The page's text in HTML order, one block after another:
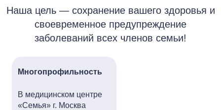
Наша цель — сохранение вашего здоровья и
своевременное предупреждение
заболеваний всех членов семьи!
Многопрофильность
В медицинском центре
«Семья» г. Москва